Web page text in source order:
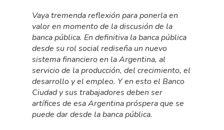
Vaya tremenda reflexión para ponerla en
valor en momento de la discusión de la
banca pública. En definitiva la banca pública
desde su rol social rediseña un nuevo
sistema financiero en la Argentina, al
servicio de la producción, del crecimiento, el
desarrollo y el empleo. Y en esto el Banco
Ciudad y sus trabajadores deben ser
artífices de esa Argentina próspera que se
puede dar desde la banca pública.